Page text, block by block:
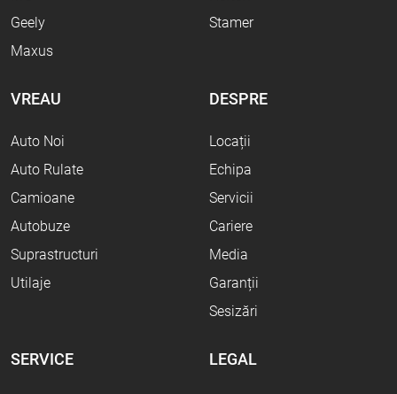
Geely
Maxus
Stamer
VREAU
Auto Noi
Auto Rulate
Camioane
Autobuze
Suprastructuri
Utilaje
DESPRE
Locații
Echipa
Servicii
Cariere
Media
Garanții
Sesizări
SERVICE LEGAL